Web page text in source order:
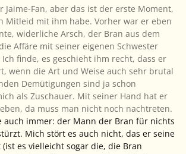
Jaime-Fan, aber das ist der erste Moment,
Mitleid mit ihm habe. Vorher war er eben
widerliche Arsch, der Bran aus dem
Affäre mit seiner eigenen Schwester
finde, es geschieht ihm recht, dass er
wenn die Art und Weise auch sehr brutal
Demütigungen sind ja schon
als Zuschauer. Mit seiner Hand hat er
da muss man nicht noch nachtreten.
auch immer: der Mann der Bran für nichts
Mich stört es auch nicht, das er seine
es vielleicht sogar die, die Bran